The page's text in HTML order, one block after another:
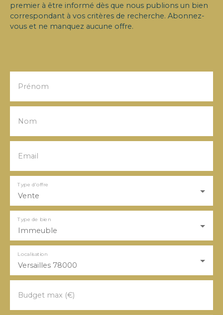
premier à être informé dès que nous publions un bien
correspondant à vos critères de recherche. Abonnez-
vous et ne manquez aucune offre.
Prénom
Nom
Email
Vente
Type d'offre
Immeuble
Type de bien
Versailles 78000
Localisation
Budget max (€)